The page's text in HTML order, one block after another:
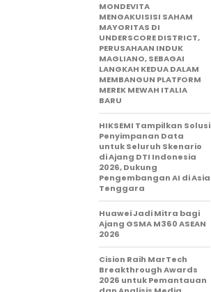
MONDEVITA
MENGAKUISISI SAHAM
MAYORITAS DI
UNDERSCORE DISTRICT,
PERUSAHAAN INDUK
MAGLIANO, SEBAGAI
LANGKAH KEDUA DALAM
MEMBANGUN PLATFORM
MEREK MEWAH ITALIA
BARU
HIKSEMI Tampilkan Solusi
Penyimpanan Data
untuk Seluruh Skenario
di Ajang DTI Indonesia
2026, Dukung
Pengembangan AI di Asia
Tenggara
Huawei Jadi Mitra bagi
Ajang GSMA M360 ASEAN
2026
Cision Raih MarTech
Breakthrough Awards
2026 untuk Pemantauan